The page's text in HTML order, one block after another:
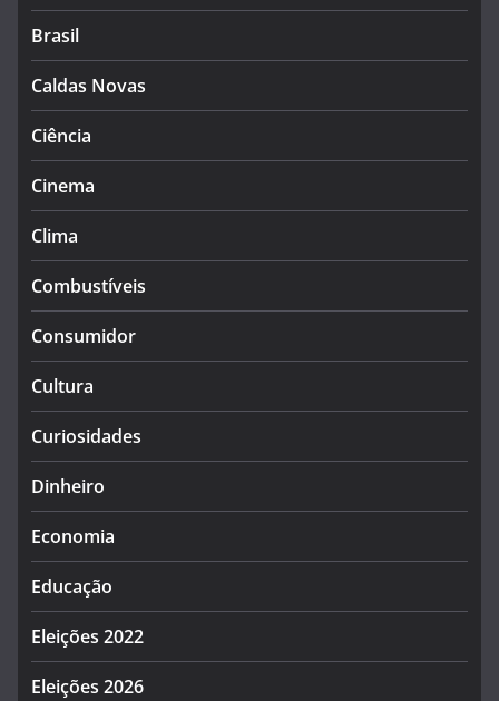
Brasil
Caldas Novas
Ciência
Cinema
Clima
Combustíveis
Consumidor
Cultura
Curiosidades
Dinheiro
Economia
Educação
Eleições 2022
Eleições 2026